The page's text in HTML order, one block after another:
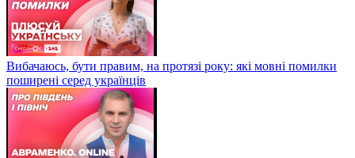
Вибачаюсь, бути правим, на протязі року: які мовні помилки
поширені серед українців